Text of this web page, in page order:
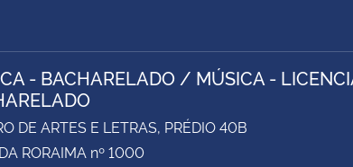
- BACHARELADO / MÚSICA -
DE ARTES E LETRAS, PRÉDIO 40B
RORAIMA nº 1000